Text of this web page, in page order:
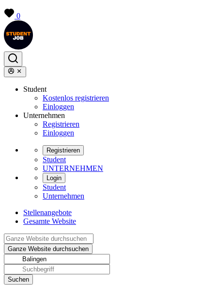
0
Student
Kostenlos registrieren
Einloggen
Unternehmen
Registrieren
Einloggen
Registrieren
Student
UNTERNEHMEN
Login
Student
Unternehmen
Stellenangebote
Gesamte Website